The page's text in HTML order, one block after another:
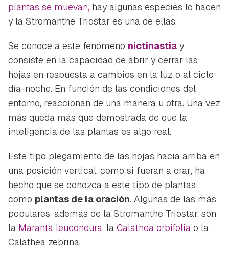
plantas se muevan, hay algunas especies lo hacen
y la Stromanthe Triostar es una de ellas.
Se conoce a este fenómeno nictinastia y
consiste en la capacidad de abrir y cerrar las
hojas en respuesta a cambios en la luz o al ciclo
día-noche. En función de las condiciones del
entorno, reaccionan de una manera u otra. Una vez
más queda más que demostrada de que la
inteligencia de las plantas es algo real.
Este tipo plegamiento de las hojas hacia arriba en
una posición vertical, como si fueran a orar, ha
hecho que se conozca a este tipo de plantas
como plantas de la oración. Algunas de las más
populares, además de la Stromanthe Triostar, son
la Maranta leuconeura, la Calathea orbifolia o la
Calathea zebrina,